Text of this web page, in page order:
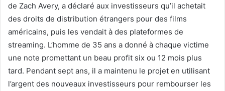
de Zach Avery, a déclaré aux investisseurs qu’il achetait
des droits de distribution étrangers pour des films
américains, puis les vendait à des plateformes de
streaming. L’homme de 35 ans a donné à chaque victime
une note promettant un beau profit six ou 12 mois plus
tard. Pendant sept ans, il a maintenu le projet en utilisant
l’argent des nouveaux investisseurs pour rembourser les